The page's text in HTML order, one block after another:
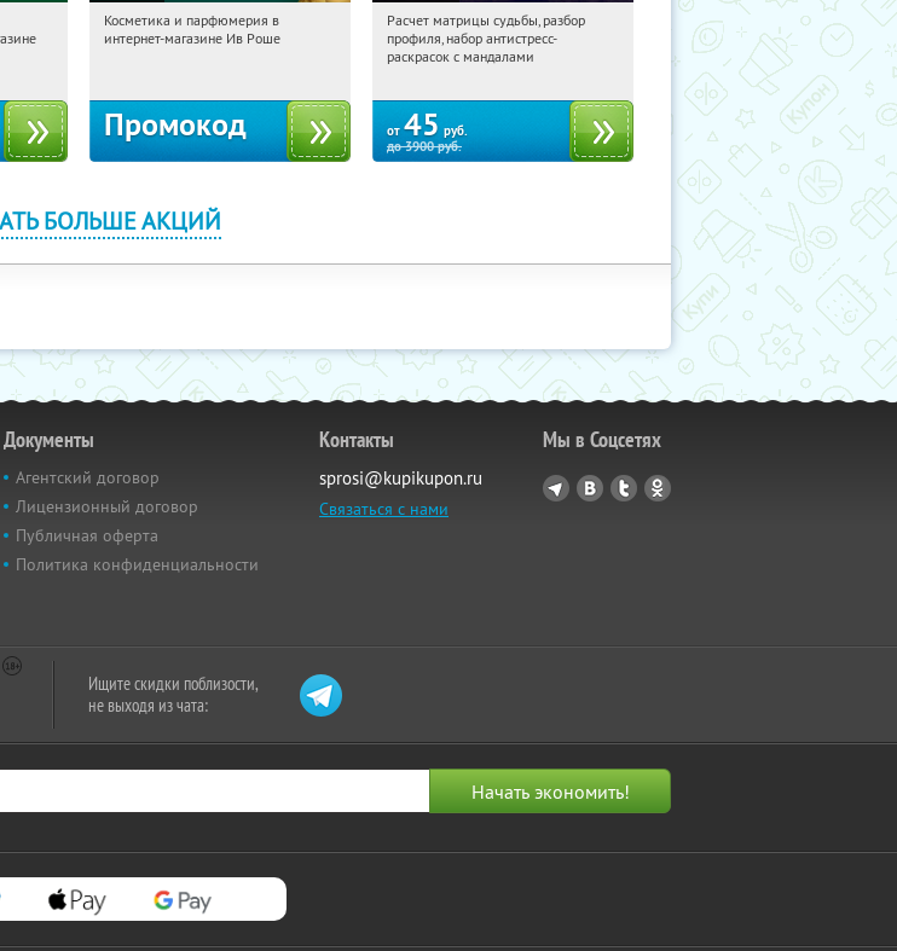
00:39:26 Получили:
Косметика и парфюмерия в
интернет-магазине Ив Роше
Промокод
00:39:26 Купили:
Россия
Расчет матрицы судьбы, разбор
профиля, набор антистресс-
раскрасок с мандалами
от 45 руб.
до3900руб.
БОЛЬШЕ АКЦИЙ
Документы
Агентский договор
Лицензионный договор
Публичная оферта
Политика конфиденциальности
Контакты
sprosi@kupikupon.ru
Связаться с нами
Мы в Соцсетях
Ищите скидки поблизости,
не выходя из чата: